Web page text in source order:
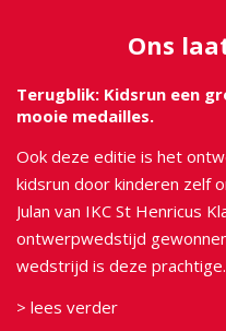
Ons
Terugblik: Kidsrun een
mooie medailles.
Ook deze editie is het
kidsrun door kinderen zelf
Julan van IKC St Henricus
ontwerpwedstijd
wedstrijd is deze
> lees verder